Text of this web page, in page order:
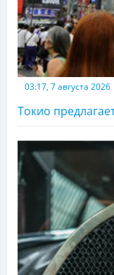
03:17, 7 августа 2026
Токио